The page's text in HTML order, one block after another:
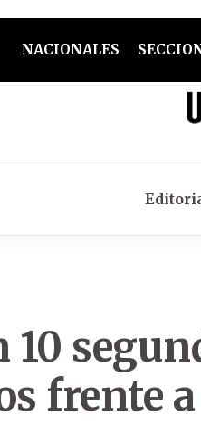
NACIONALES
10
frente